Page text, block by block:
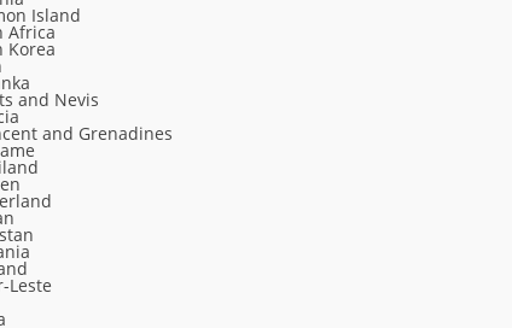
Island
Africa
Korea
and Nevis
and Grenadines
Leste